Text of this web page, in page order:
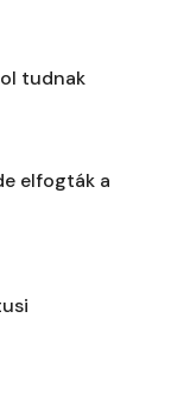
tudnak
elfogták a